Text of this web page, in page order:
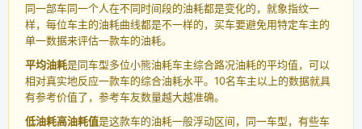
同一部车同一个人在不同时间段的油耗都是变化的，就象指纹一
样，每位车主的油耗曲线都是不一样的，买车要避免用特定车主的
单一数据来评估一款车的油耗。
平均油耗是同车型多位小熊油耗车主综合路况油耗的平均值，可以
相对真实地反应一款车的综合油耗水平。10名车主以上的数据就具
有参考价值了，参考车友数量越大越准确。
低油耗高油耗值是这款车的油耗一般浮动区间，同一车型，有些车